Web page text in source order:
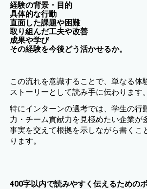
経験の背景・目的
具体的な行動
直面した課題や困難
取り組んだ工夫や改善
成果や学び
その経験を今後どう活かせるか。
この流れを意識することで、単なる体
ストーリーとして読み手に伝わります。
特にインターンの選考では、学生の行
力・チーム貢献力を見極めたい企業が
事実を交えて根拠を示しながら書くこ
ります。
400字以内で読みやすく伝えるための